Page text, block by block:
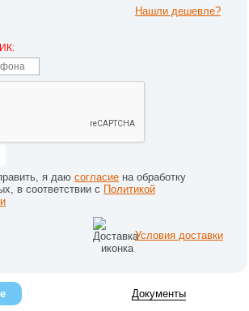
Нашли дешевле?
я даюсогласие на обработку
в соответствии с Политикой
Условия доставки
Документы